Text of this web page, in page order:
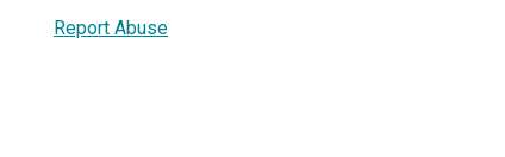
Report Abuse